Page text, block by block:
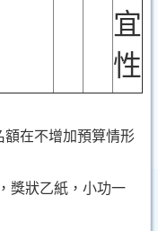
宜
性
額在不增加預算情形
獎狀乙紙，小功一